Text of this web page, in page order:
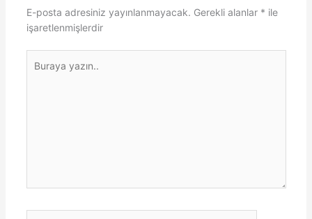
E-posta adresiniz yayınlanmayacak. Gerekli alanlar * ile
işaretlenmişlerdir
yazın..